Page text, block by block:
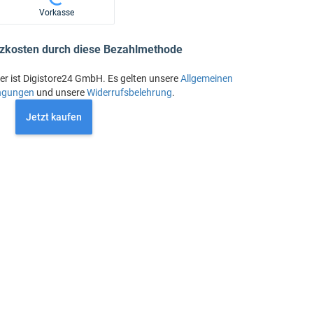
Vorkasse
durch diese Bezahlmethode
ist Digistore24 GmbH. Es gelten unsereAllgemeinen
und unsereWiderrufsbelehrung.
Jetzt kaufen